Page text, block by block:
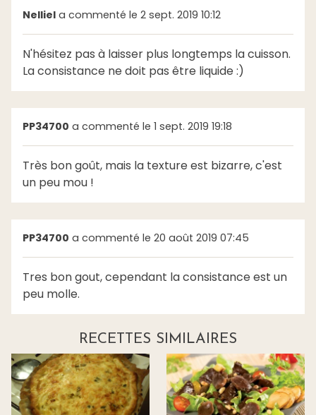
Nelliel a commenté le 2 sept. 2019 10:12
N'hésitez pas à laisser plus longtemps la cuisson.
La consistance ne doit pas être liquide :)
PP34700 a commenté le 1 sept. 2019 19:18
Très bon goût, mais la texture est bizarre, c'est
un peu mou !
PP34700 a commenté le 20 août 2019 07:45
Tres bon gout, cependant la consistance est un
peu molle.
RECETTES SIMILAIRES